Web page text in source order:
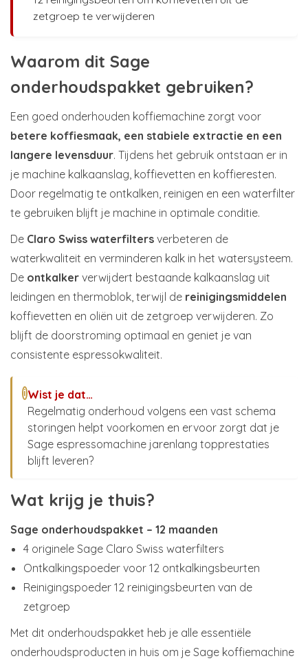
zetgroep te verwijderen
Waarom dit Sage
onderhoudspakket gebruiken?
Een goed onderhouden koffiemachine zorgt voor
betere koffiesmaak, een stabiele extractie en een
langere levensduur. Tijdens het gebruik ontstaan er in
je machine kalkaanslag, koffievetten en koffieresten.
Door regelmatig te ontkalken, reinigen en een waterfilter
te gebruiken blijft je machine in optimale conditie.
De Claro Swiss waterfilters verbeteren de
waterkwaliteit en verminderen kalk in het watersysteem.
De ontkalker verwijdert bestaande kalkaanslag uit
leidingen en thermoblok, terwijl de reinigingsmiddelen
koffievetten en oliën uit de zetgroep verwijderen. Zo
blijft de doorstroming optimaal en geniet je van
consistente espressokwaliteit.
i Wist je dat…
Regelmatig onderhoud volgens een vast schema
storingen helpt voorkomen en ervoor zorgt dat je
Sage espressomachine jarenlang topprestaties
blijft leveren?
Wat krijg je thuis?
Sage onderhoudspakket – 12 maanden
4 originele Sage Claro Swiss waterfilters
Ontkalkingspoeder voor 12 ontkalkingsbeurten
Reinigingspoeder 12 reinigingsbeurten van de
zetgroep
Met dit onderhoudspakket heb je alle essentiële
onderhoudsproducten in huis om je Sage koffiemachine